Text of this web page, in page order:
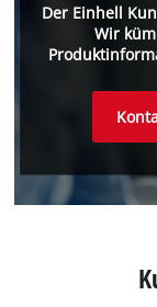
Der Einhell
Wir